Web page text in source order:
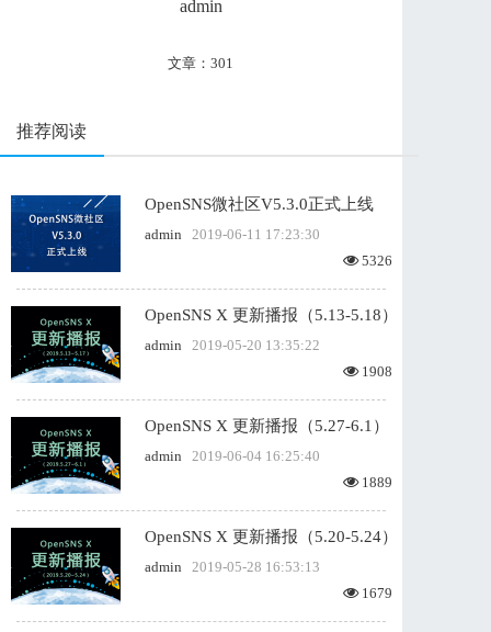
admin
文章：301
推荐阅读
OpenSNS微社区V5.3.0正式上线
admin 2019-06-11 17:23:30
5326
OpenSNS X 更新播报（5.13-5.18）
admin 2019-05-20 13:35:22
1908
OpenSNS X 更新播报（5.27-6.1）
admin 2019-06-04 16:25:40
1889
OpenSNS X 更新播报（5.20-5.24）
admin 2019-05-28 16:53:13
1679